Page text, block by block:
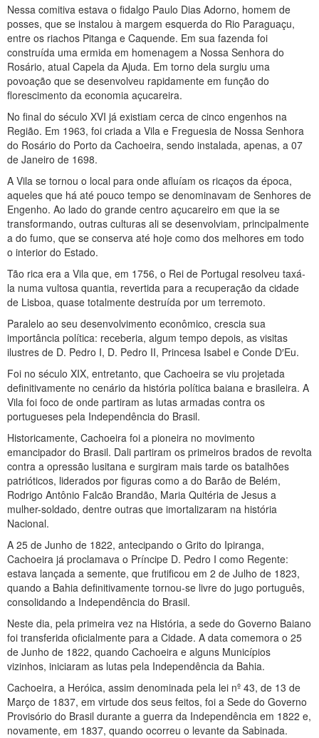
Nessa comitiva estava o fidalgo Paulo Dias Adorno, homem de
posses, que se instalou à margem esquerda do Rio Paraguaçu,
entre os riachos Pitanga e Caquende. Em sua fazenda foi
construída uma ermida em homenagem a Nossa Senhora do
Rosário, atual Capela da Ajuda. Em torno dela surgiu uma
povoação que se desenvolveu rapidamente em função do
florescimento da economia açucareira.
No final do século XVI já existiam cerca de cinco engenhos na
Região. Em 1963, foi criada a Vila e Freguesia de Nossa Senhora
do Rosário do Porto da Cachoeira, sendo instalada, apenas, a 07
de Janeiro de 1698.
A Vila se tornou o local para onde afluíam os ricaços da época,
aqueles que há até pouco tempo se denominavam de Senhores de
Engenho. Ao lado do grande centro açucareiro em que ia se
transformando, outras culturas ali se desenvolviam, principalmente
a do fumo, que se conserva até hoje como dos melhores em todo
o interior do Estado.
Tão rica era a Vila que, em 1756, o Rei de Portugal resolveu taxá-
la numa vultosa quantia, revertida para a recuperação da cidade
de Lisboa, quase totalmente destruída por um terremoto.
Paralelo ao seu desenvolvimento econômico, crescia sua
importância política: receberia, algum tempo depois, as visitas
ilustres de D. Pedro I, D. Pedro II, Princesa Isabel e Conde D′Eu.
Foi no século XIX, entretanto, que Cachoeira se viu projetada
definitivamente no cenário da história política baiana e brasileira. A
Vila foi foco de onde partiram as lutas armadas contra os
portugueses pela Independência do Brasil.
Historicamente, Cachoeira foi a pioneira no movimento
emancipador do Brasil. Dali partiram os primeiros brados de revolta
contra a opressão lusitana e surgiram mais tarde os batalhões
patrióticos, liderados por figuras como a do Barão de Belém,
Rodrigo Antônio Falcão Brandão, Maria Quitéria de Jesus a
mulher-soldado, dentre outras que imortalizaram na história
Nacional.
A 25 de Junho de 1822, antecipando o Grito do Ipiranga,
Cachoeira já proclamava o Príncipe D. Pedro I como Regente:
estava lançada a semente, que frutificou em 2 de Julho de 1823,
quando a Bahia definitivamente tornou-se livre do jugo português,
consolidando a Independência do Brasil.
Neste dia, pela primeira vez na História, a sede do Governo Baiano
foi transferida oficialmente para a Cidade. A data comemora o 25
de Junho de 1822, quando Cachoeira e alguns Municípios
vizinhos, iniciaram as lutas pela Independência da Bahia.
Cachoeira, a Heróica, assim denominada pela lei nº 43, de 13 de
Março de 1837, em virtude dos seus feitos, foi a Sede do Governo
Provisório do Brasil durante a guerra da Independência em 1822 e,
novamente, em 1837, quando ocorreu o levante da Sabinada.